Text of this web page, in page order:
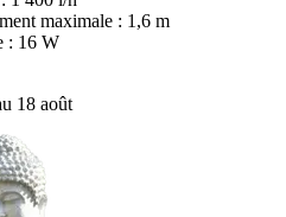
maximale : 1,6 m
: 16 W
18 août